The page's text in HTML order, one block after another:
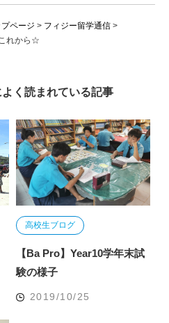
ページ > フィジー留学通信 >
れから☆
く読まれている記事
高校生ブログ
【Ba Pro】Year10学年末試
験の様子
2019/10/25